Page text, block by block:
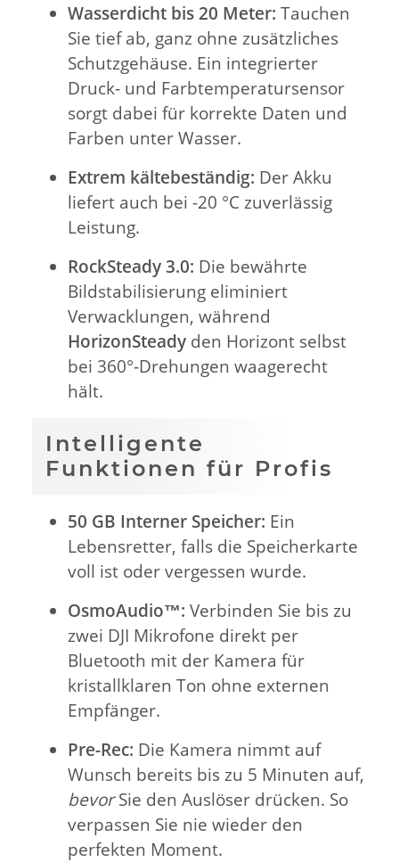
Wasserdicht bis 20 Meter: Tauchen
Sie tief ab, ganz ohne zusätzliches
Schutzgehäuse. Ein integrierter
Druck- und Farbtemperatursensor
sorgt dabei für korrekte Daten und
Farben unter Wasser.
Extrem kältebeständig: Der Akku
liefert auch bei -20 °C zuverlässig
Leistung.
RockSteady 3.0: Die bewährte
Bildstabilisierung eliminiert
Verwacklungen, während
HorizonSteady den Horizont selbst
bei 360°-Drehungen waagerecht
hält.
Intelligente
Funktionen für Profis
50 GB Interner Speicher: Ein
Lebensretter, falls die Speicherkarte
voll ist oder vergessen wurde.
OsmoAudio™: Verbinden Sie bis zu
zwei DJI Mikrofone direkt per
Bluetooth mit der Kamera für
kristallklaren Ton ohne externen
Empfänger.
Pre-Rec: Die Kamera nimmt auf
Wunsch bereits bis zu 5 Minuten auf,
bevorSie den Auslöser drücken. So
verpassen Sie nie wieder den
perfekten Moment.